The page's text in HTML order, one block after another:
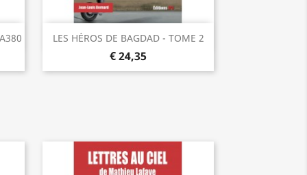
LES HÉROS DE BAGDAD - TOME 2
€ 24,35
Visualização rápida